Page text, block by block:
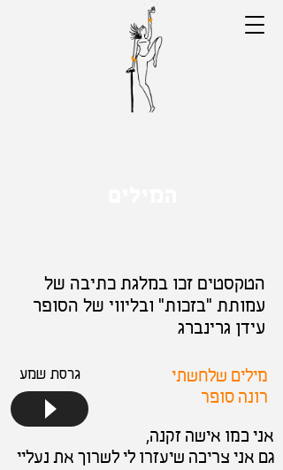
הטקסטים זכו במלגת כתיבה של
עמותת "בזכות" ובליווי של הסופר
עידן גרינברג
גרסת שמע
מילים שלחשתי
רונה סופר
אני כמו אישה זקנה,
גם אני צריכה שיעזרו לי לשרוך את נעליי